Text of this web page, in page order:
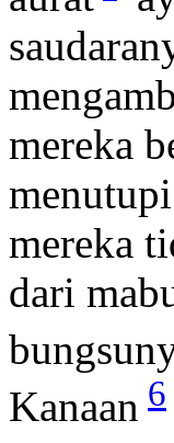
mereka
mereka
dari
Kanaan 6